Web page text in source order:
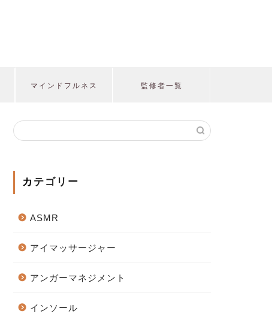
マインドフルネス 監修者一覧
カテゴリー
ASMR
アイマッサージャー
アンガーマネジメント
インソール